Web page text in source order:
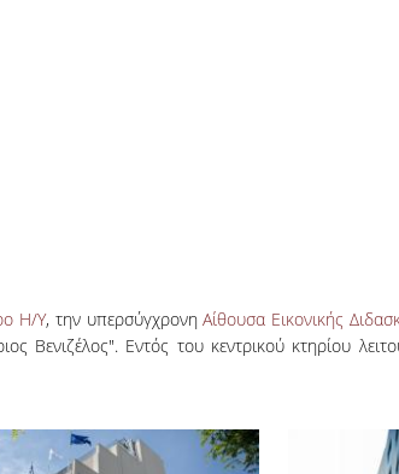
Η/Υ, την υπερσύγχρονηAίθουσα Εικονικής
Βενιζέλος". Εντός του κεντρικού κτηρίου